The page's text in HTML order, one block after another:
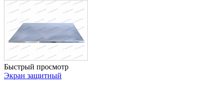
Быстрый просмотр
Экран защитный